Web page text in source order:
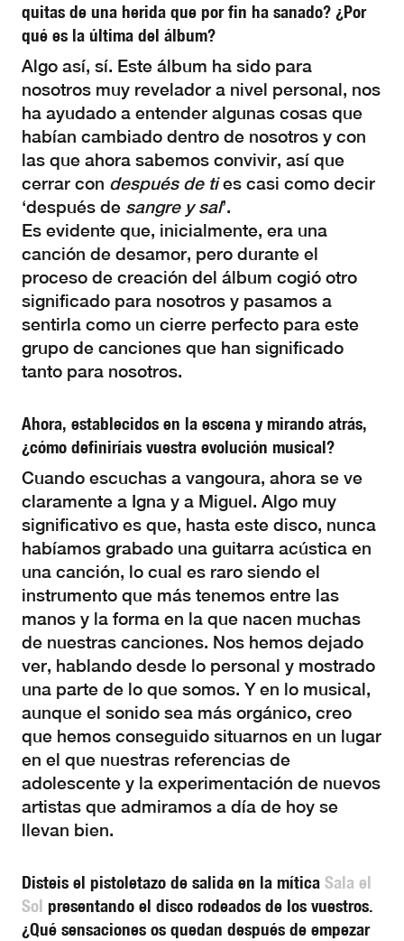
quitas de una herida que por fin ha sanado? ¿Por
qué es la última del álbum?
Algo así, sí. Este álbum ha sido para
nosotros muy revelador a nivel personal, nos
ha ayudado a entender algunas cosas que
habían cambiado dentro de nosotros y con
las que ahora sabemos convivir, así que
cerrar con después de ties casi como decir
‘después de sangre y sal’.
Es evidente que, inicialmente, era una
canción de desamor, pero durante el
proceso de creación del álbum cogió otro
significado para nosotros y pasamos a
sentirla como un cierre perfecto para este
grupo de canciones que han significado
tanto para nosotros.
Ahora, establecidos en la escena y mirando atrás,
¿cómo definiríais vuestra evolución musical?
Cuando escuchas a vangoura, ahora se ve
claramente a Igna y a Miguel. Algo muy
significativo es que, hasta este disco, nunca
habíamos grabado una guitarra acústica en
una canción, lo cual es raro siendo el
instrumento que más tenemos entre las
manos y la forma en la que nacen muchas
de nuestras canciones. Nos hemos dejado
ver, hablando desde lo personal y mostrado
una parte de lo que somos. Y en lo musical,
aunque el sonido sea más orgánico, creo
que hemos conseguido situarnos en un lugar
en el que nuestras referencias de
adolescente y la experimentación de nuevos
artistas que admiramos a día de hoy se
llevan bien.
Disteis el pistoletazo de salida en la mítica Sala el
Sol presentando el disco rodeados de los vuestros.
¿Qué sensaciones os quedan después de empezar